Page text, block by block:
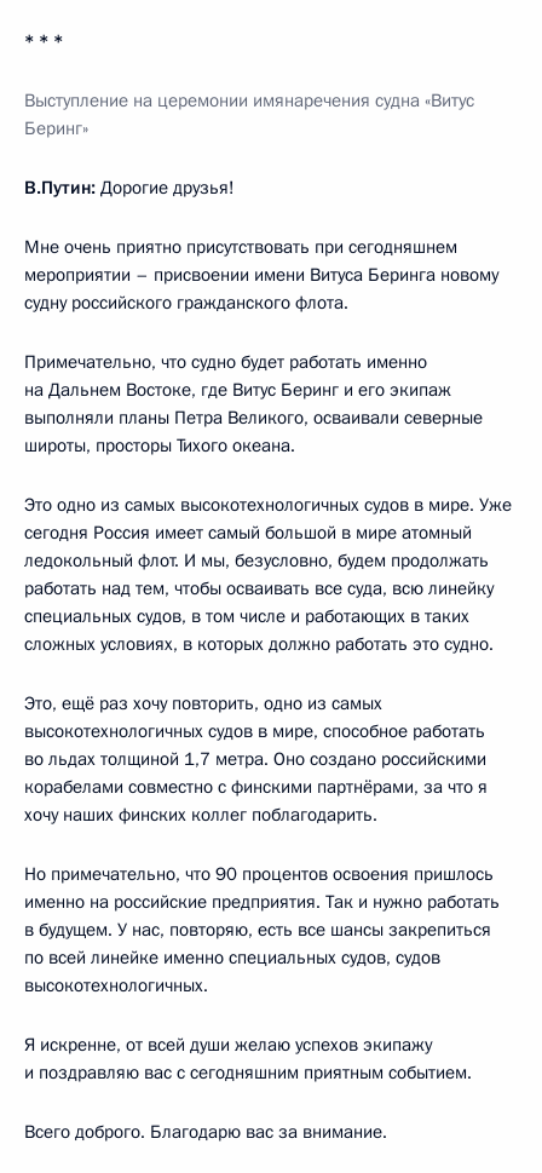
* * *
Выступление на церемонии имянаречения судна «Витус
Беринг»
В.Путин: Дорогие друзья!
Мне очень приятно присутствовать при сегодняшнем
мероприятии – присвоении имени Витуса Беринга новому
судну российского гражданского флота.
Примечательно, что судно будет работать именно
на Дальнем Востоке, где Витус Беринг и его экипаж
выполняли планы Петра Великого, осваивали северные
широты, просторы Тихого океана.
Это одно из самых высокотехнологичных судов в мире. Уже
сегодня Россия имеет самый большой в мире атомный
ледокольный флот. И мы, безусловно, будем продолжать
работать над тем, чтобы осваивать все суда, всю линейку
специальных судов, в том числе и работающих в таких
сложных условиях, в которых должно работать это судно.
Это, ещё раз хочу повторить, одно из самых
высокотехнологичных судов в мире, способное работать
во льдах толщиной 1,7 метра. Оно создано российскими
корабелами совместно с финскими партнёрами, за что я
хочу наших финских коллег поблагодарить.
Но примечательно, что 90 процентов освоения пришлось
именно на российские предприятия. Так и нужно работать
в будущем. У нас, повторяю, есть все шансы закрепиться
по всей линейке именно специальных судов, судов
высокотехнологичных.
Я искренне, от всей души желаю успехов экипажу
и поздравляю вас с сегодняшним приятным событием.
Всего доброго. Благодарю вас за внимание.